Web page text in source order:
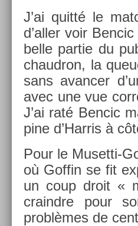
J’ai quitté le
d’aller voir
belle par­tie du
chaud­ron, la
sans avanc­er
avec une vue
J’ai raté Be­ncic
pine d’Har­ris à
Pour le Musetti-
où Gof­fin se fit
un coup droit «
craindre pour
problèmes de